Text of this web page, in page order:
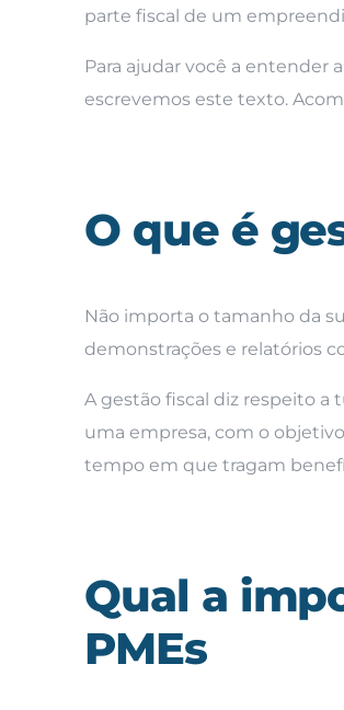
parte fiscal de um
Para ajudar você a entender
escrevemos este texto.
O que é
Não importa o tamanho da
demonstrações e relatórios
A gestão fiscal diz respeito
uma empresa, com o
tempo em que tragam
Qual a
PMEs